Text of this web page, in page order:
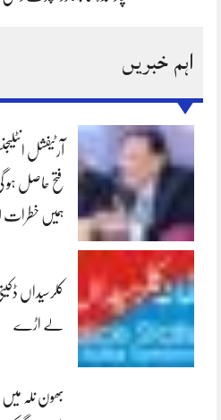
اہم خبریں
آرٹیفشل
ہمیں خطرات
لے اڑے
بھون نلہ